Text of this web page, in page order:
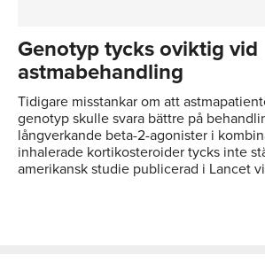
Genotyp tycks oviktig vid
astmabehandling
Tidigare misstankar om att
genotyp skulle svara bättre på
långverkande beta-2-agonister i
inhalerade kortikosteroider tycks inte
amerikansk studie publicerad i Lancet